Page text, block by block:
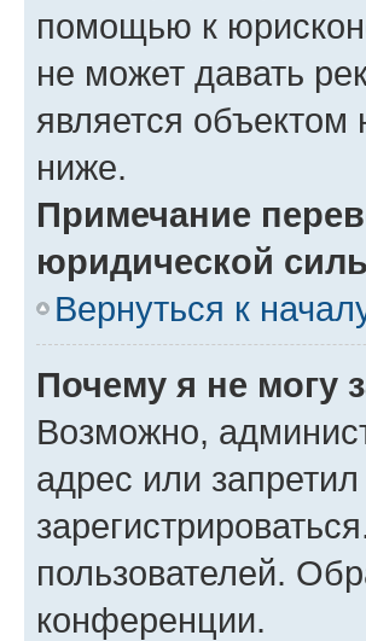
помощью к
не может давать
является
ниже.
Примечание
юридической
Вернуться к
Почему я не могу
Возможно,
адрес или
пользователей.
конференции.